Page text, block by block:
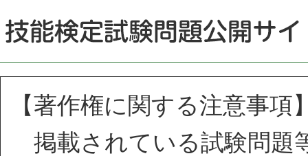
【著作権に関する注意事項
掲載されている試験問題